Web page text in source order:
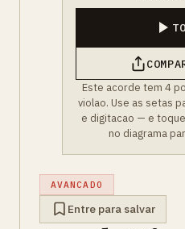
Este acorde tem 4
violao. Use as setas
e digitacao — e
no diagrama
AVANCADO
Entre para salvar